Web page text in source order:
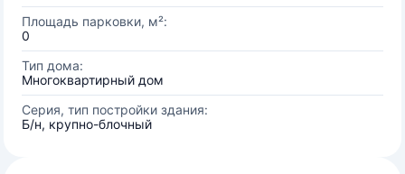
Площадь парковки, м²:
0
Тип дома:
Многоквартирный дом
Серия, тип постройки здания:
Б/н, крупно-блочный